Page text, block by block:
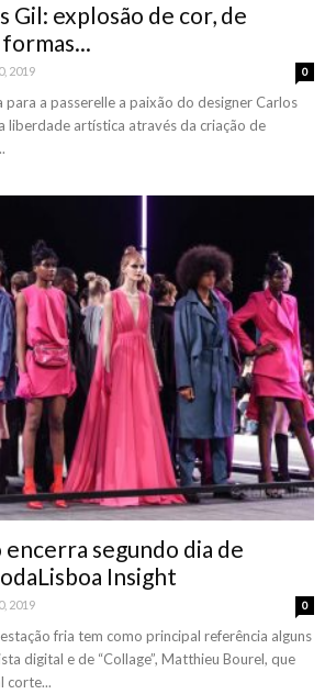
Gil: explosão de cor, de
2019 0
a passerelle a paixão do designer Carlos
liberdade artística através da criação de
encerra segundo dia de
Insight
2019 0
fria tem como principal referência alguns
digital e de “Collage”, Matthieu Bourel, que
corte...